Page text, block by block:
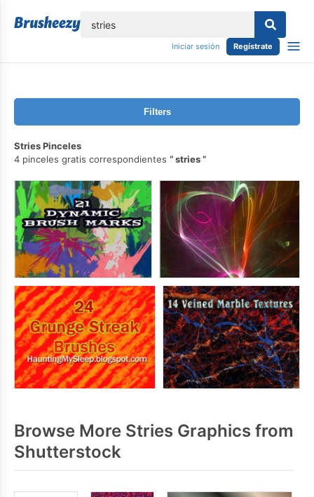
Iniciar sesión Regístrate
Filters
Stries Pinceles
4 pinceles gratis correspondientes
stries
Browse More Stries Graphics from
Shutterstock